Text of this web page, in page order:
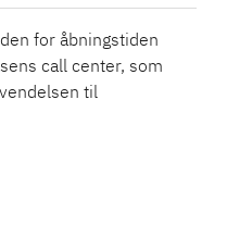
for åbningstiden
call center, som
til